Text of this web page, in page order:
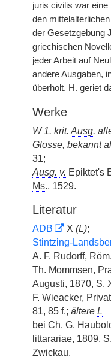
juris civilis war
den
der Gesetzgebung
griechischen
jeder Arbeit auf
andere Ausgaben,
überholt. H. geriet
Werke
W 1. krit. Ausg.
Glosse, bekannt
31;
Ausg. v. Epiktet's
Ms., 1529.
Literatur
ADB X (L);
Stintzing-
A. F. Rudorff,
Th. Mommsen,
Augusti, 1870, S.
F. Wieacker,
81, 85 f.; ältere L
bei Ch. G.
littarariae, 1809,
Zwickau.